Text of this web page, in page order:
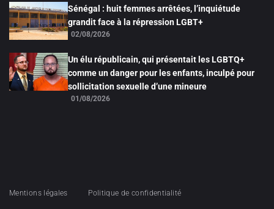
Sénégal : huit femmes arrêtées, l’inquiétude
grandit face à la répression LGBT+
02/08/2026
Un élu républicain, qui présentait les LGBTQ+
comme un danger pour les enfants, inculpé pour
sollicitation sexuelle d’une mineure
01/08/2026
Mentions légales Politique de confidentialité